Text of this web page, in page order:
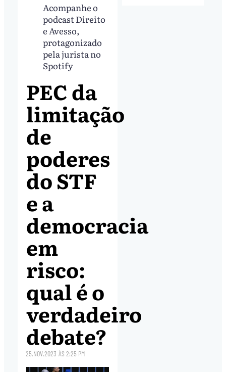
Acompanhe o
podcast Direito
e Avesso,
protagonizado
pela jurista no
Spotify
PEC da
limitação
de
poderes
do STF
e a
democracia
em
risco:
qual é o
verdadeiro
debate?
25.NOV.2023 ÀS2:25 PM